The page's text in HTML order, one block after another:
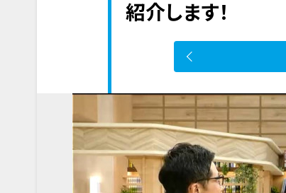
紹介します！